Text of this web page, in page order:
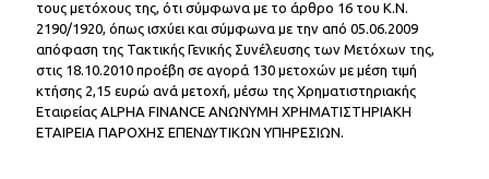
τους μετόχους της, ότι σύμφωνα με το άρθρο 16 του Κ.Ν.
2190/1920, όπως ισχύει και σύμφωνα με την από 05.06.2009
απόφαση της Τακτικής Γενικής Συνέλευσης των Μετόχων της,
στις 18.10.2010 προέβη σε αγορά 130 μετοχών με μέση τιμή
κτήσης 2,15 ευρώ ανά μετοχή, μέσω της Χρηματιστηριακής
Εταιρείας ALPHA FINANCE ΑΝΩΝΥΜΗ ΧΡΗΜΑΤΙΣΤΗΡΙΑΚΗ
ΕΤΑΙΡΕΙΑ ΠΑΡΟΧΗΣ ΕΠΕΝΔΥΤΙΚΩΝ ΥΠΗΡΕΣΙΩΝ.